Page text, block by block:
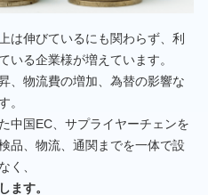
は伸びているにも関わらず、利
いる企業様が増えています。
、物流費の増加、為替の影響な
。
中国EC、サプライヤーチェンを
品、物流、通関までを一体で設
く、
ます。